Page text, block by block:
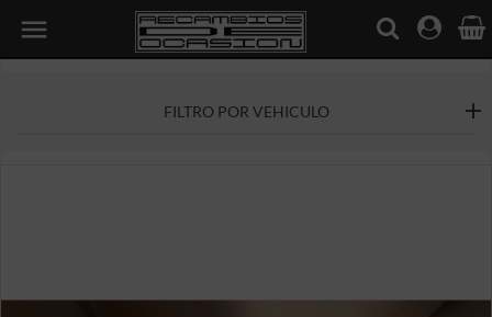

FILTRO POR VEHICULO